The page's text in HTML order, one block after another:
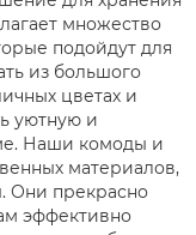
множество
подойдут для
из большого
цветах и
уютную и
Наши комоды и
материалов,
Они прекрасно
эффективно